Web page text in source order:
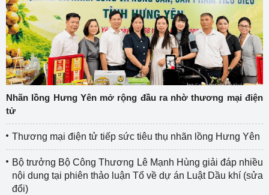
Nhãn lồng Hưng Yên mở rộng đầu ra nhờ thương mại điện
tử
Thương mại điện tử tiếp sức tiêu thụ nhãn lồng Hưng Yên
Bộ trưởng Bộ Công Thương Lê Mạnh Hùng giải đáp nhiều
nội dung tại phiên thảo luận Tổ về dự án Luật Dầu khí (sửa
đổi)